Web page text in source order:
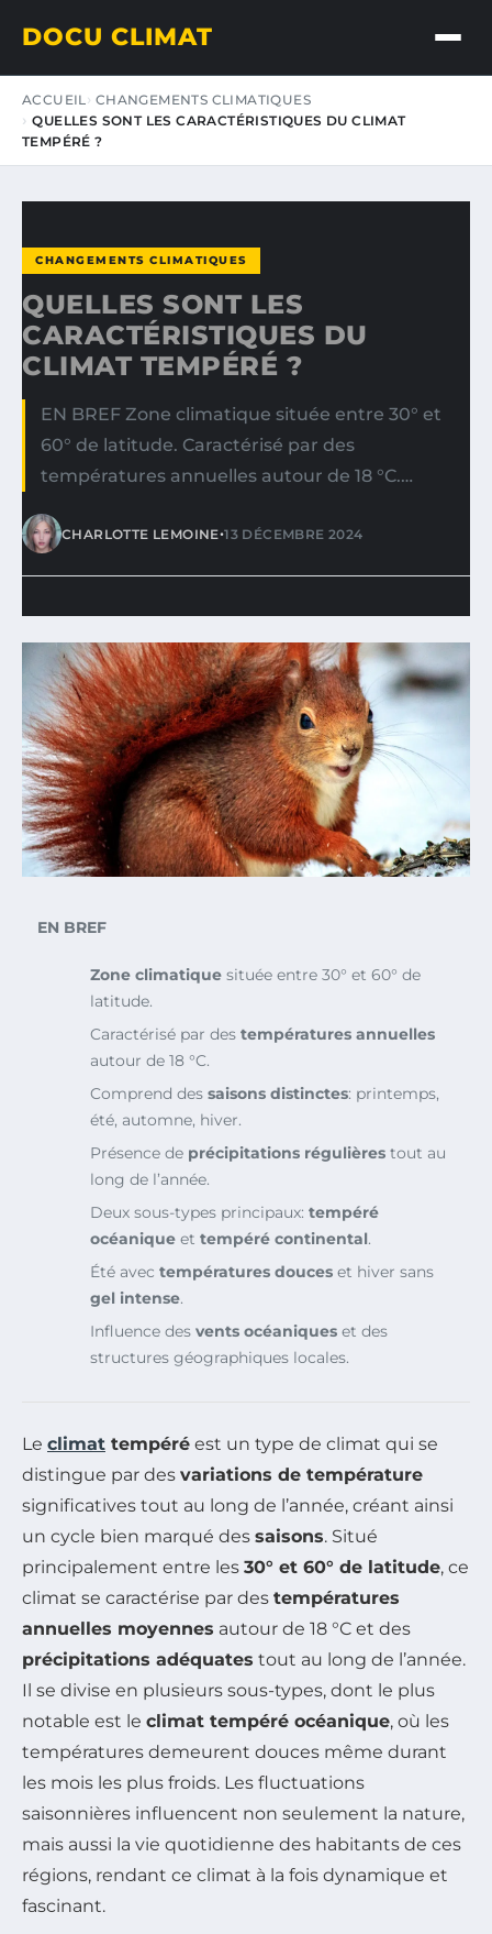
DOCU CLIMAT
ACCUEIL CHANGEMENTS CLIMATIQUES
QUELLES SONT LES CARACTÉRISTIQUES DU CLIMAT
TEMPÉRÉ ?
CHANGEMENTS CLIMATIQUES
QUELLES SONT LES
CARACTÉRISTIQUES DU
CLIMAT TEMPÉRÉ ?
EN BREF Zone climatique située entre 30° et
60° de latitude. Caractérisé par des
températures annuelles autour de 18 °C.…
CHARLOTTE LEMOINE•13 DÉCEMBRE 2024
EN BREF
Zone climatique située entre 30° et 60° de
latitude.
Caractérisé par des températures annuelles
autour de 18 °C.
Comprend des saisons distinctes: printemps,
été, automne, hiver.
Présence de précipitations régulières tout au
long de l’année.
Deux sous-types principaux: tempéré
océanique et tempéré continental.
Été avec températures douces et hiver sans
gel intense.
Influence des vents océaniques et des
structures géographiques locales.
Le climat tempéré est un type de climat qui se
distingue par des variations de température
significatives tout au long de l’année, créant ainsi
un cycle bien marqué des saisons. Situé
principalement entre les 30° et 60° de latitude, ce
climat se caractérise par des températures
annuelles moyennes autour de 18 °C et des
précipitations adéquates tout au long de l’année.
Il se divise en plusieurs sous-types, dont le plus
notable est le climat tempéré océanique, où les
températures demeurent douces même durant
les mois les plus froids. Les fluctuations
saisonnières influencent non seulement la nature,
mais aussi la vie quotidienne des habitants de ces
régions, rendant ce climat à la fois dynamique et
fascinant.